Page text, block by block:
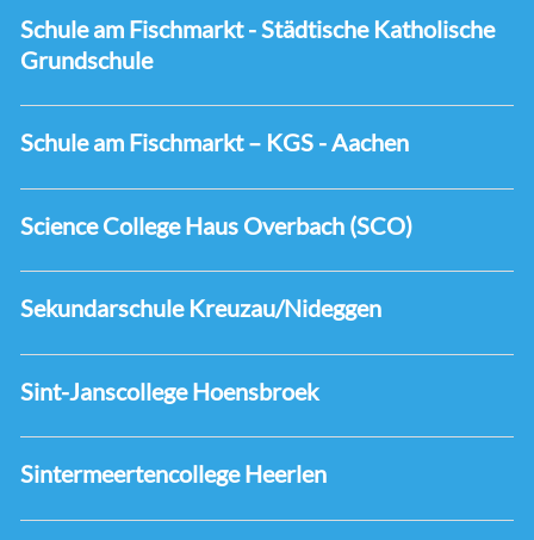
Schule am Fischmarkt - Städtische Katholische
Grundschule
Schule am Fischmarkt – KGS - Aachen
Science College Haus Overbach (SCO)
Sekundarschule Kreuzau/Nideggen
Sint-Janscollege Hoensbroek
Sintermeertencollege Heerlen